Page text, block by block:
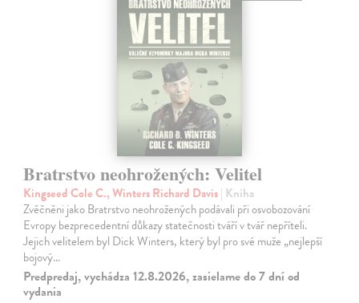
Bratrstvo neohrožených: Velitel
Kingseed Cole C., Winters Richard Davis| Kniha
Zvěčněni jako Bratrstvo neohrožených podávali při osvobozování
Evropy bezprecedentní důkazy statečnosti tváří v tvář nepříteli.
Jejich velitelem byl Dick Winters, který byl pro své muže „nejlepší
bojový…
Predpredaj, vychádza 12.8.2026, zasielame do 7 dní od
vydania